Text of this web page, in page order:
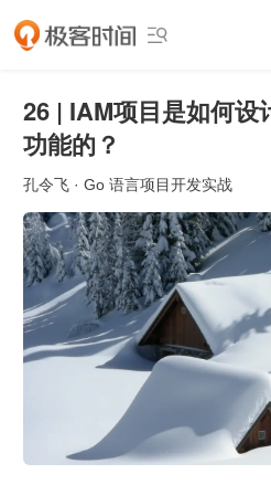

26 | IAM项目是如何设
功能的？
孔令飞 · Go 语言项目开发实战